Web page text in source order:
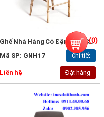
Ghế Nhà Hàng Có Đệm Tân Cổ Điển
Mã SP: GNH17
Chi tiết
Liên hệ Đặt hàng
(0)